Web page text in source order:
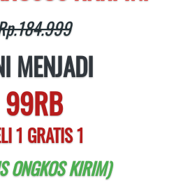
MENJADI
99RB
1 GRATIS 1
ONGKOS KIRIM)